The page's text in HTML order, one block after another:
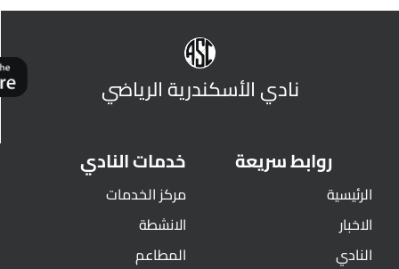
نادي الأسكندرية الرياضي
روابط سريعة
الرئيسية
الاخبار
النادي
خدمات النادي
مركز الخدمات
الانشطة
المطاعم